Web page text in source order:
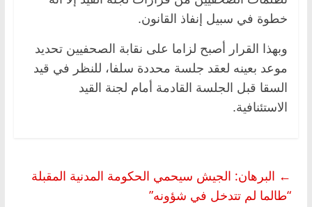
خطوة في سبيل إنفاذ القانون.
وبهذا القرار أصبح لزاما على نقابة الصحفيين تحديد
موعد بعينه لعقد جلسة محددة سلفا، للنظر في قيد
السقا قبل الجلسة القادمة أمام لجنة القيد
الاستئنافية.
← البرهان: الجيش سيحمي الحكومة المدنية المقبلة
“طالما لم تتدخل في شؤونه”